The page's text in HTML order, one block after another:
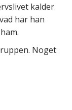
kalder
har han
Noget